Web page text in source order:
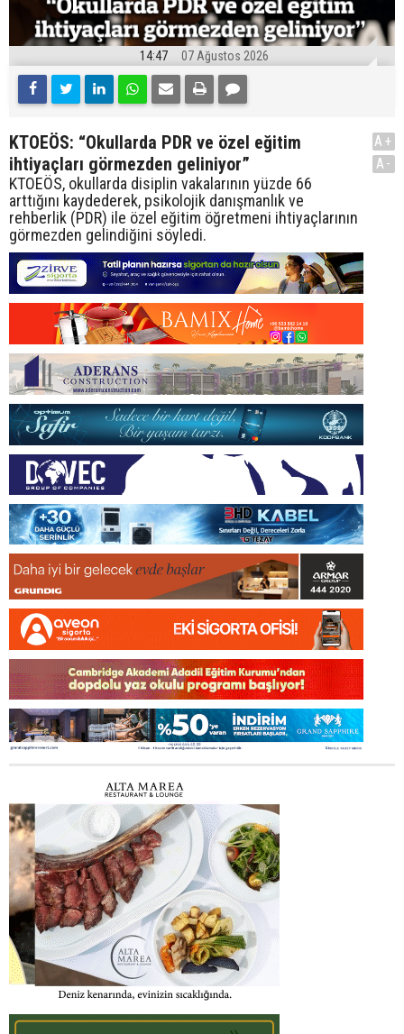
14:47 07 Ağustos 2026
KTOEÖS: “Okullarda PDR ve özel eğitim
ihtiyaçları görmezden geliniyor”
KTOEÖS, okullarda disiplin vakalarının yüzde 66
arttığını kaydederek, psikolojik danışmanlık ve
rehberlik (PDR) ile özel eğitim öğretmeni ihtiyaçlarının
görmezden gelindiğini söyledi.
A+
A-